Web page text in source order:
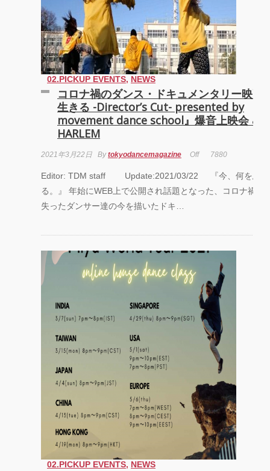
02.PICKUP EVENTS, NEWS
コロナ禍のダンス・ドキュメンタリー映画
生きる -Director’s Cut- presented by
movement dance school』爆音上映会 at
HARLEM
2021年3月22日 Bytokyodancemagazine Off 7880
Editor: TDM staff Update:2021/03/22 『今、何を思い
る。』 年始にWEB上で公開され話題となった、コロナ禍で
失ったダンサー達の今を描いたドキ…
02.PICKUP EVENTS, NEWS